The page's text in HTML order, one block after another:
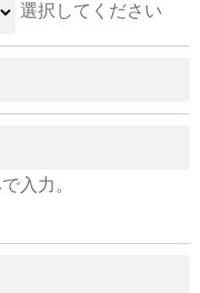
選択してください
入力。